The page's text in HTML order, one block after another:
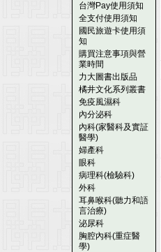
台灣Pay使用須知
全支付使用須知
國民旅遊卡使用須
知
購買注意事項與營
業時間
力大圖書出版品
橘井文化系列叢書
免疫風濕科
內分泌科
內科(家醫科及實証
醫學)
婦產科
眼科
病理科(檢驗科)
外科
耳鼻喉科(聽力和語
言治療)
泌尿科
胸腔內科(重症醫
學)